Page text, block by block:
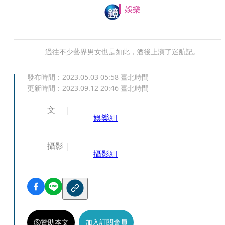
娛樂
過往不少藝界男女也是如此，酒後上演了迷航記。
發布時間： 2023.05.03 05:58 臺北時間
更新時間： 2023.09.12 20:46 臺北時間
文
娛樂組
攝影
攝影組
贊助本文 加入訂閱會員